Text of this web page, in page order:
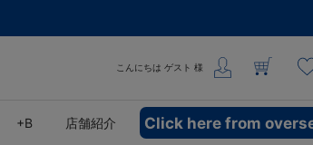
こんにちは ゲスト 様
+B 店舗紹介 Click here from